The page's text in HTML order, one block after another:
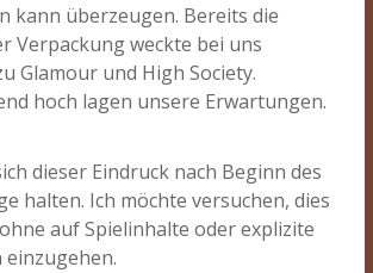
kann überzeugen. Bereits die
Verpackung weckte bei uns
Glamour und High Society.
hoch lagen unsere Erwartungen.
dieser Eindruck nach Beginn des
halten. Ich möchte versuchen, dies
auf Spielinhalte oder explizite
einzugehen.